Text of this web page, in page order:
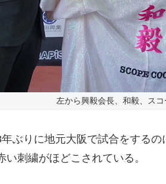
左から興毅会長、和毅、ス
ぶりに地元大阪で試合をする
刺繍がほどこされている。